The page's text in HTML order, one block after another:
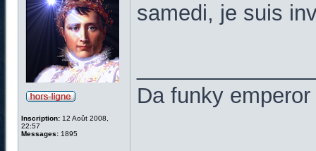
Inscription: 12 Août 2008,
22:57
Messages: 1895
samedi, je suis
Da funky emperor